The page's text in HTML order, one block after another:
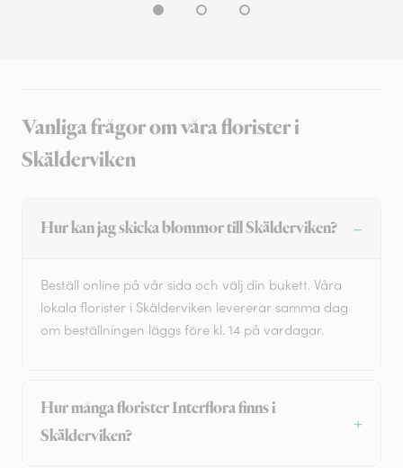
Vanliga frågor om våra florister i
Skälderviken
Hur kan jag skicka blommor till Skälderviken?
Beställ online på vår sida och välj din bukett. Våra
lokala florister i Skälderviken levererar samma dag
om beställningen läggs före kl. 14 på vardagar.
Hur många florister Interflora finns i
Skälderviken?